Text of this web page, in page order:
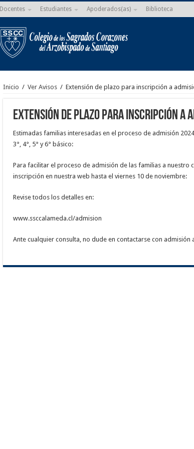
Docentes Estudiantes Apoderados(as) Biblioteca
Inicio / Ver Avisos / Extensión de plazo para inscripción a
Extensión de plazo para inscripción a
Estimadas familias interesadas en el proceso de admisión
3°, 4°, 5° y 6° básico:
Para facilitar el proceso de admisión de las familias a nuestro
inscripción en nuestra web hasta el viernes 10 de noviembre:
Revise todos los detalles en:
www.ssccalameda.cl/admision
Ante cualquier consulta, no dude en contactarse con admisión